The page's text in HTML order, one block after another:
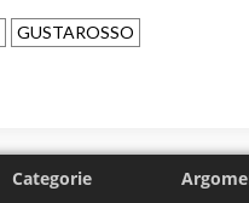
GUSTAROSSO
Categorie